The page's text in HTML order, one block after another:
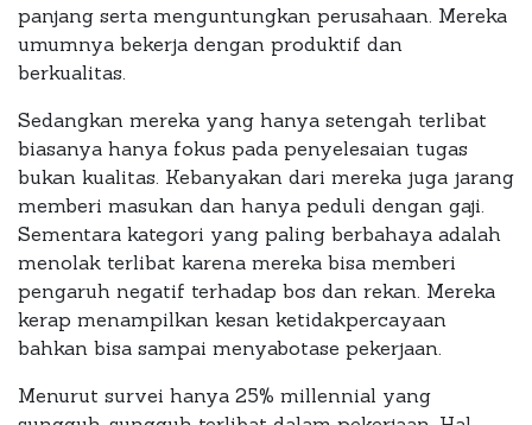
panjang serta menguntungkan perusahaan. Mereka
umumnya bekerja dengan produktif dan
berkualitas.
Sedangkan mereka yang hanya setengah terlibat
biasanya hanya fokus pada penyelesaian tugas
bukan kualitas. Kebanyakan dari mereka juga jarang
memberi masukan dan hanya peduli dengan gaji.
Sementara kategori yang paling berbahaya adalah
menolak terlibat karena mereka bisa memberi
pengaruh negatif terhadap bos dan rekan. Mereka
kerap menampilkan kesan ketidakpercayaan
bahkan bisa sampai menyabotase pekerjaan.
Menurut survei hanya 25% millennial yang